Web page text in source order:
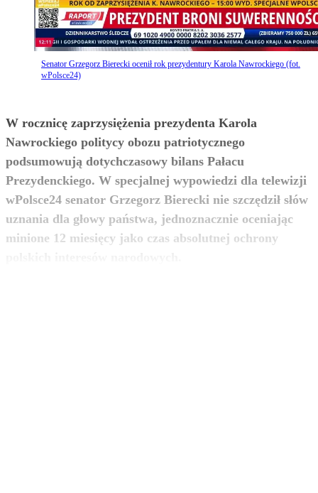
Senator Grzegorz Bierecki ocenił rok prezydentury Karola Nawrockiego (fot.
wPolsce24)
W rocznicę zaprzysiężenia prezydenta Karola
Nawrockiego politycy obozu patriotycznego
podsumowują dotychczasowy bilans Pałacu
Prezydenckiego. W specjalnej wypowiedzi dla telewizji
wPolsce24 senator Grzegorz Bierecki nie szczędził słów
uznania dla głowy państwa, jednoznacznie oceniając
minione 12 miesięcy jako czas absolutnej ochrony
zobacz więcej